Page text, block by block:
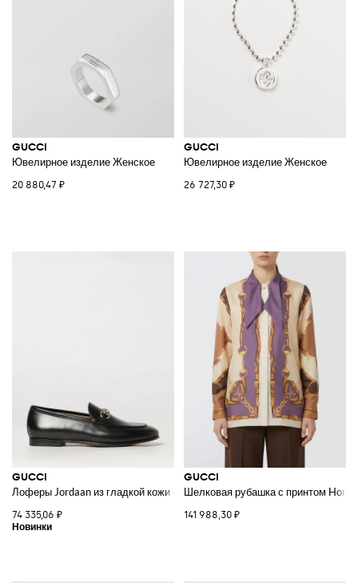
GUCCI
Ювелирное изделие Женское
20 880,47 ₽
GUCCI
Ювелирное изделие Женское
26 727,30 ₽
GUCCI
Лоферы Jordaan из гладкой кожи с пряжкой Horsebit
74 335,06 ₽
GUCCI
Шелковая рубашка с принтом
141 988,30 ₽